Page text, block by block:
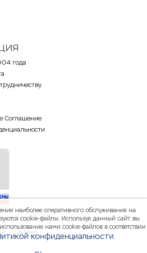
года
Соглашение
наиболее оперативного обслуживания на
cookie-файлы. Используя данный сайт, вы
нами cookie-файлов в соответствии
конфиденциальности.